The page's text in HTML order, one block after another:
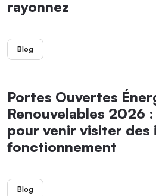
rayonnez
Blog
Portes Ouvertes
Renouvelables 2026
pour venir visiter des
fonctionnement
Blog